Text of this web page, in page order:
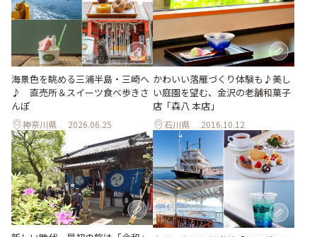
海景色を眺める三浦半島・三崎へ
♪ 直売所＆スイーツ食べ歩きさ
んぽ
神奈川県 2026.06.25
かわいい落雁づくり体験も♪美し
い庭園を望む、金沢の老舗和菓子
店「森八 本店」
石川県 2016.10.12